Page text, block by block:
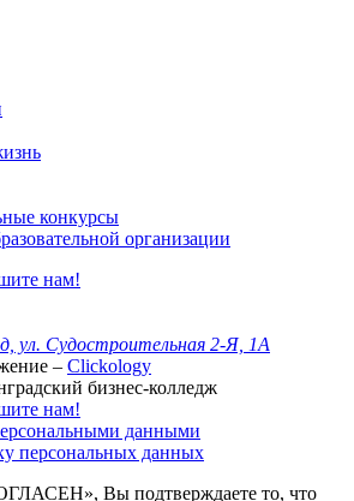
конкурсы
организации
нам!
ул. Судостроительная 2-Я, 1А
– Clickology
бизнес-колледж
нам!
данными
персональных данных
Вы подтверждаете то, что